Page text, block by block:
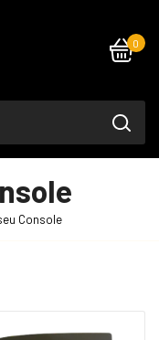
0
Console